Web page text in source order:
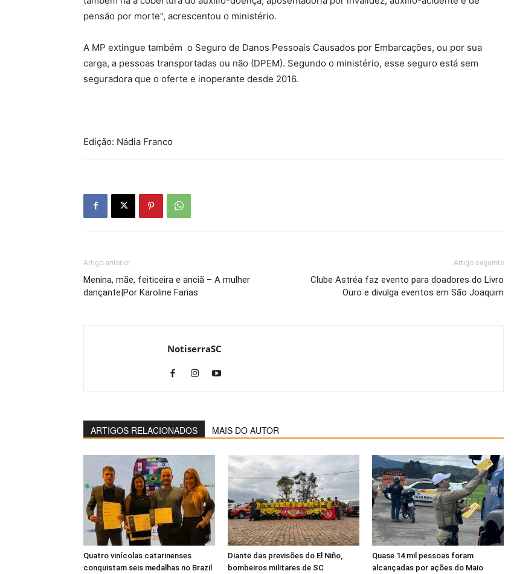
pensão por morte”, acrescentou o ministério.
A MP extingue também o Seguro de Danos Pessoais Causados por Embarcações, ou por sua
carga, a pessoas transportadas ou não (DPEM). Segundo o ministério, esse seguro está sem
seguradora que o oferte e inoperante desde 2016.
Edição: Nádia Franco
Artigo anterior
Menina, mãe, feiticeira e anciã – A mulher
dançante|Por Karoline Farias
Artigo seguinte
Clube Astréa faz evento para doadores do Livro
Ouro e divulga eventos em São Joaquim
NotiserraSC
ARTIGOS RELACIONADOS MAIS DO AUTOR
Quatro vinícolas catarinenses
conquistam seis medalhas no Brazil
Diante das previsões do El Niño,
bombeiros militares de SC
Quase 14 mil pessoas foram
alcançadas por ações do Maio